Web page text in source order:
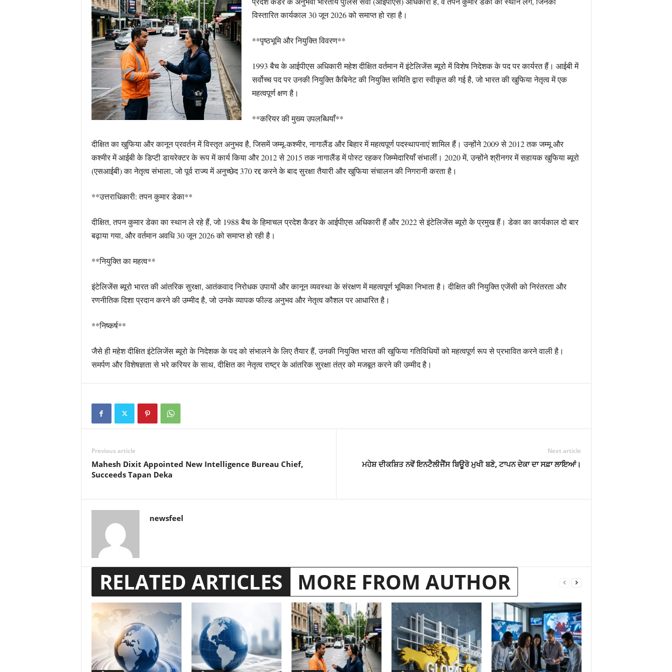
विस्तारित कार्यकाल 30 जून 2026 को समाप्त हो रहा है।
**पृष्ठभूमि और नियुक्ति विवरण**
1993 बैच के आईपीएस अधिकारी महेश दीक्षित वर्तमान में इंटेलिजेंस ब्यूरो में विशेष निदेशक के पद पर कार्यरत हैं। आईबी में
सर्वोच्च पद पर उनकी नियुक्ति कैबिनेट की नियुक्ति समिति द्वारा स्वीकृत की गई है, जो भारत की खुफिया नेतृत्व में एक
महत्वपूर्ण क्षण है।
**करियर की मुख्य उपलब्धियाँ**
दीक्षित का खुफिया और कानून प्रवर्तन में विस्तृत अनुभव है, जिसमें जम्मू-कश्मीर, नागालैंड और बिहार में महत्वपूर्ण पदस्थापनाएं शामिल हैं। उन्होंने 2009 से 2012 तक जम्मू और
कश्मीर में आईबी के डिप्टी डायरेक्टर के रूप में कार्य किया और 2012 से 2015 तक नागालैंड में पोस्ट रहकर जिम्मेदारियाँ संभालीं। 2020 में, उन्होंने श्रीनगर में सहायक खुफिया ब्यूरो
(एसआईबी) का नेतृत्व संभाला, जो पूर्व राज्य में अनुच्छेद 370 रद्द करने के बाद सुरक्षा तैयारी और खुफिया संचालन की निगरानी करता है।
**उत्तराधिकारी: तपन कुमार डेका**
दीक्षित, तपन कुमार डेका का स्थान ले रहे हैं, जो 1988 बैच के हिमाचल प्रदेश कैडर के आईपीएस अधिकारी हैं और 2022 से इंटेलिजेंस ब्यूरो के प्रमुख हैं। डेका का कार्यकाल दो बार
बढ़ाया गया, और वर्तमान अवधि 30 जून 2026 को समाप्त हो रही है।
**नियुक्ति का महत्व**
इंटेलिजेंस ब्यूरो भारत की आंतरिक सुरक्षा, आतंकवाद निरोधक उपायों और कानून व्यवस्था के संरक्षण में महत्वपूर्ण भूमिका निभाता है। दीक्षित की नियुक्ति एजेंसी को निरंतरता और
रणनीतिक दिशा प्रदान करने की उम्मीद है, जो उनके व्यापक फील्ड अनुभव और नेतृत्व कौशल पर आधारित है।
**निष्कर्ष**
जैसे ही महेश दीक्षित इंटेलिजेंस ब्यूरो के निदेशक के पद को संभालने के लिए तैयार हैं, उनकी नियुक्ति भारत की खुफिया गतिविधियों को महत्वपूर्ण रूप से प्रभावित करने वाली है।
समर्पण और विशेषज्ञता से भरे करियर के साथ, दीक्षित का नेतृत्व राष्ट्र के आंतरिक सुरक्षा तंत्र को मजबूत करने की उम्मीद है।
Previous article
Mahesh Dixit Appointed New Intelligence Bureau Chief,
Succeeds Tapan Deka
Next article
ਮਹੇਸ਼ ਦੀਕਸ਼ਿਤ ਨਵੇਂ ਇਨਟੈਲੀਜੈਂਸ ਬਿਊਰੋ ਮੁਖੀ ਬਣੇ, ਟਾਪਨ ਦੇਕਾ ਦਾ ਸਫ਼ਾ ਲਾਇਆਂ।
newsfeel
RELATED ARTICLES MORE FROM AUTHOR